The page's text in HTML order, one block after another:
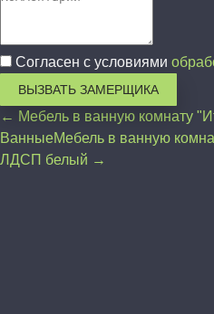
Согласен с условиями
ВЫЗВАТЬ ЗАМЕРЩИКА
← Мебель в ванную комнату
ВанныеМебель в ванную
ЛДСП белый →